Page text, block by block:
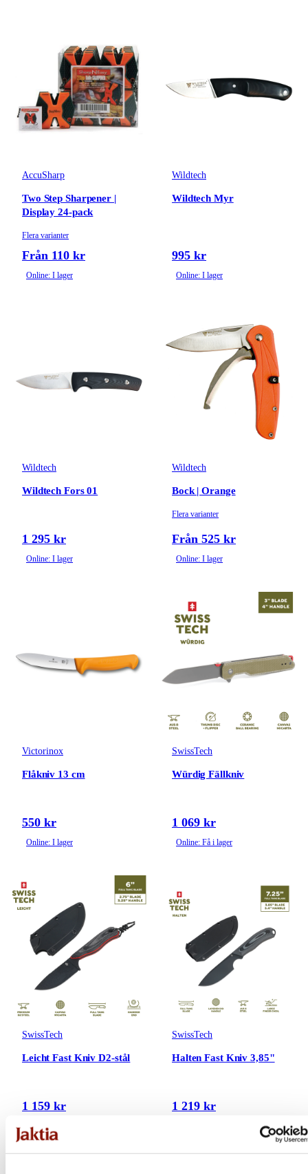
AccuSharp
Two Step Sharpener |
Display 24-pack
Flera varianter
Från 110 kr
Online: I lager
Wildtech
Wildtech Myr
995 kr
Online: I lager
Wildtech
Wildtech Fors 01
1 295 kr
Online: I lager
Wildtech
Bock | Orange
Flera varianter
Från 525 kr
Online: I lager
Victorinox
Flåkniv 13 cm
550 kr
Online: I lager
SwissTech
Würdig Fällkniv
1 069 kr
Online: Få i lager
SwissTech
Leicht Fast Kniv D2-stål
1 159 kr
Online: I lager
SwissTech
Halten Fast Kniv 3,85"
1 219 kr